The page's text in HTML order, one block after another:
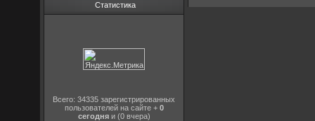
Статистика
Всего: 34335 зарегистрированных
пользователей на сайте + 0
сегодняи (0 вчера)